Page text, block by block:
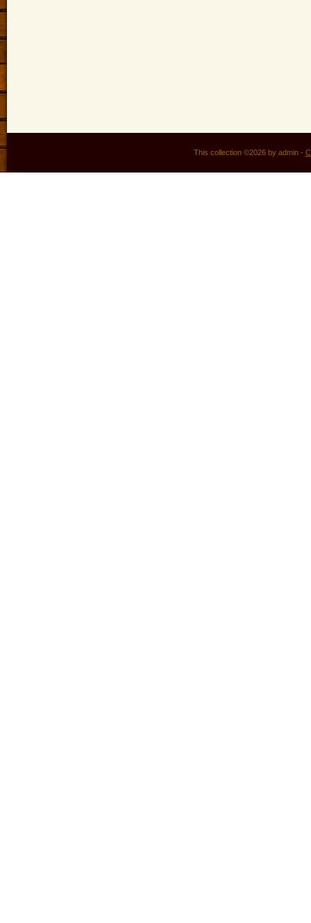
This collection ©2026 by admin -